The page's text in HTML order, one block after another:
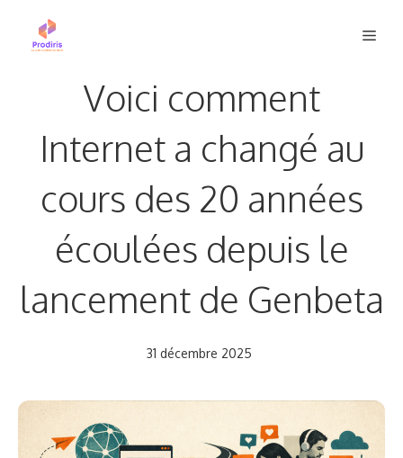
Voici comment
Internet a changé au
cours des 20 années
écoulées depuis le
lancement de Genbeta
31 décembre 2025